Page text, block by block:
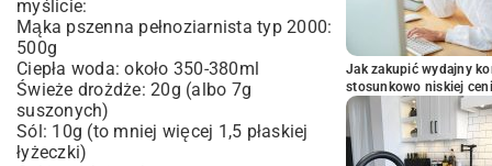
myślicie:
Mąka pszenna pełnoziarnista typ 2000:
500g
Ciepła woda: około 350-380ml
Świeże drożdże: 20g (albo 7g
suszonych)
Sól: 10g (to mniej więcej 1,5 płaskiej
łyżeczki)
Jak zakupić wydajny
stosunkowo niskiej